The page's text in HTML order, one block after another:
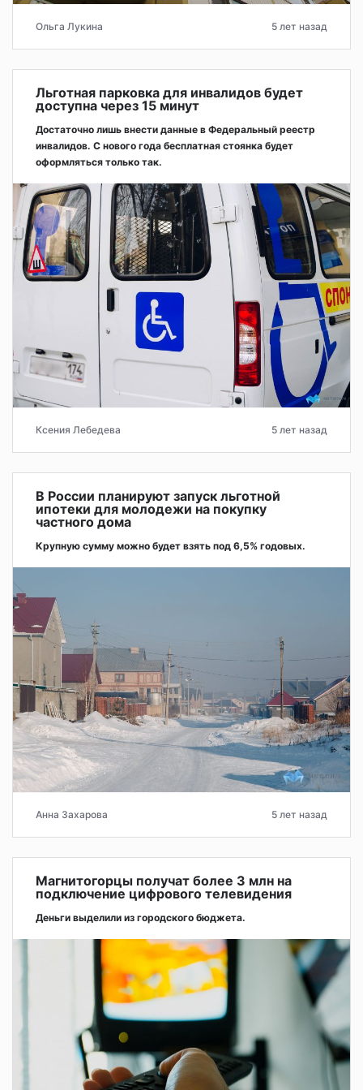
Ольга Лукина 5 лет назад
Льготная парковка для инвалидов будет
доступна через 15 минут
Достаточно лишь внести данные в Федеральный реестр
инвалидов. С нового года бесплатная стоянка будет
оформляться только так.
Ксения Лебедева 5 лет назад
В России планируют запуск льготной
ипотеки для молодежи на покупку
частного дома
Крупную сумму можно будет взять под 6,5% годовых.
Анна Захарова 5 лет назад
Магнитогорцы получат более 3 млн на
подключение цифрового телевидения
Деньги выделили из городского бюджета.